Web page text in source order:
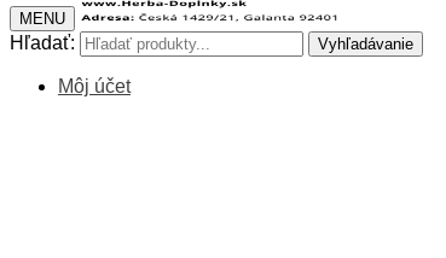
MENU
Hľadať: Vyhľadávanie
Môj účet